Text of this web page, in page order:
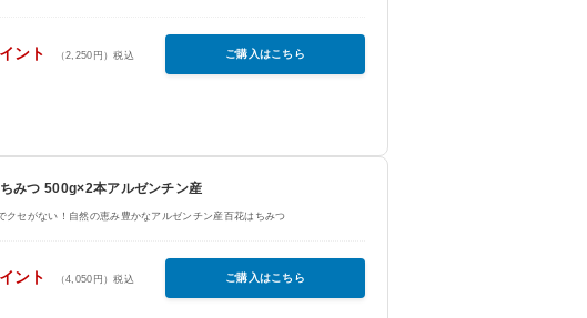
ント （2,250円）税込 ご購入はこちら
みつ 500g×2本アルゼンチン産
クセがない！自然の恵み豊かなアルゼンチン産百花はちみつ
ント （4,050円）税込 ご購入はこちら